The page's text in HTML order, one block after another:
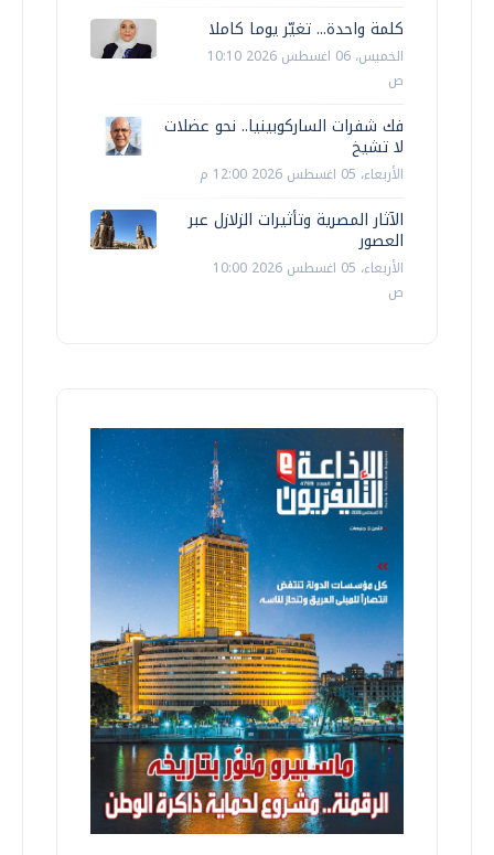
كلمة واحدة... تغيّر يوما كاملا
الخميس، 06 اغسطس 2026 10:10
ص
فك شفرات الساركوبينيا.. نحو عضلات
لا تشيخ
الأربعاء، 05 اغسطس 2026 12:00 م
الآثار المصرية وتأثيرات الزلازل عبر
العصور
الأربعاء، 05 اغسطس 2026 10:00
ص